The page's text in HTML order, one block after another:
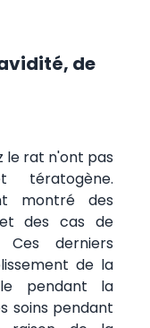
de
le rat n'ont pas
tératogène.
montré des
des cas de
derniers
de la
pendant la
soins pendant